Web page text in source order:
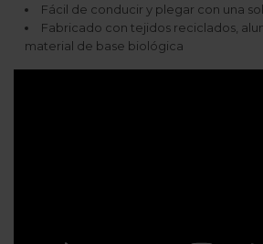
Fácil de conducir y plegar con una
Fabricado con tejidos reciclados,
material de base biológica